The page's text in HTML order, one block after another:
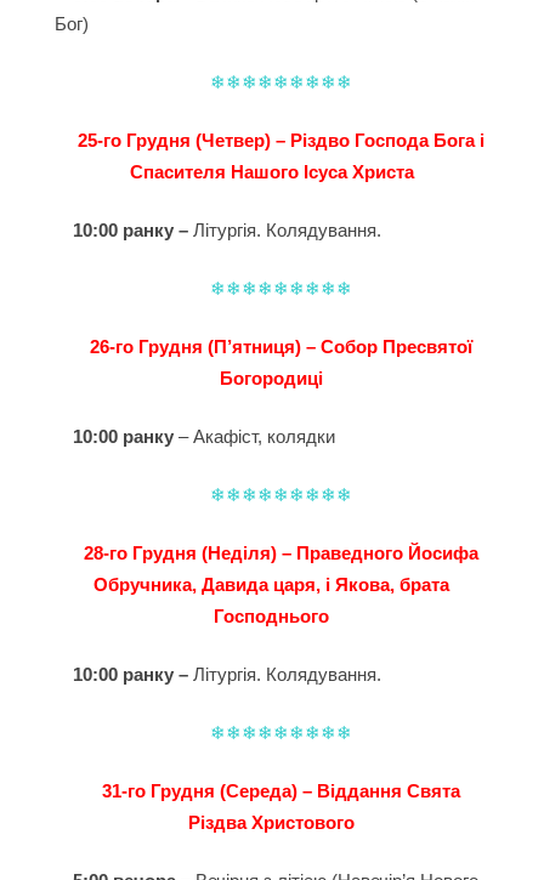
Бог)
❄❄❄❄❄❄❄❄❄
25-го Грудня (Четвер) – Різдво Господа Бога і
Спасителя Нашого Ісуса Христа
10:00 ранку –Літургія. Колядування.
❄❄❄❄❄❄❄❄❄
26-го Грудня (П’ятниця) – Собор Пресвятої
Богородиці
10:00 ранку– Акафіст, колядки
❄❄❄❄❄❄❄❄❄
28-го Грудня (Неділя) – Праведного Йосифа
Обручника, Давида царя, і Якова, брата
Господнього
10:00 ранку –Літургія. Колядування.
❄❄❄❄❄❄❄❄❄
31-го Грудня (Середа) – Віддання Свята
Різдва Христового